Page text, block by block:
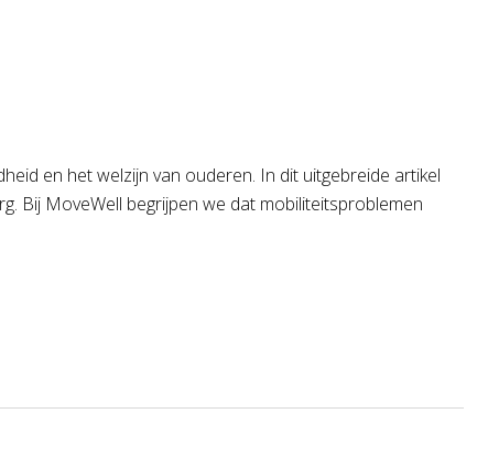
en het welzijn van ouderen. In dit uitgebreide artikel
Bij MoveWell begrijpen we dat mobiliteitsproblemen